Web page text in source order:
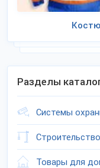
Разделы
Системы
Товары для